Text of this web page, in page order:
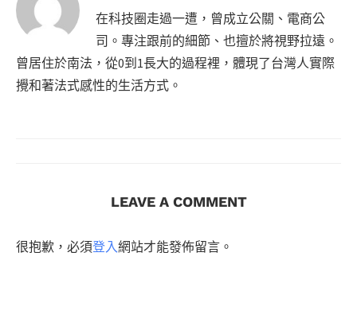
在科技圈走過一遭，曾成立公關、電商公
司。專注跟前的細節、也擅於將視野拉遠。
曾居住於南法，從0到1長大的過程裡，體現了台灣人實際
攪和著法式感性的生活方式。
LEAVE A COMMENT
很抱歉，必須登入網站才能發佈留言。